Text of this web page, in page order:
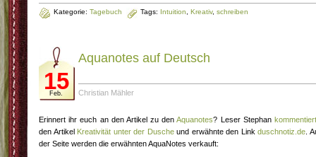
Kategorie: Tagebuch Tags: Intuition Kreativ, schreiben
15
Feb.
Aquanotes auf Deutsch
Christian Mähler
Erinnert ihr euch an den Artikel zu denAquanotes? Leser Stephan
den Artikel Kreativität unter der Duscheund erwähnte den Linkduschnotiz.de .
der Seite werden die erwähnten AquaNotes verkauft: